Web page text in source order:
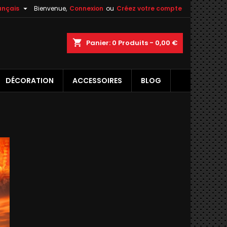
Bienvenue, Connexion ou Créez votre compte

shopping_cart Panier: 0 Produits - 0,00 €
DÉCORATION ACCESSOIRES BLOG